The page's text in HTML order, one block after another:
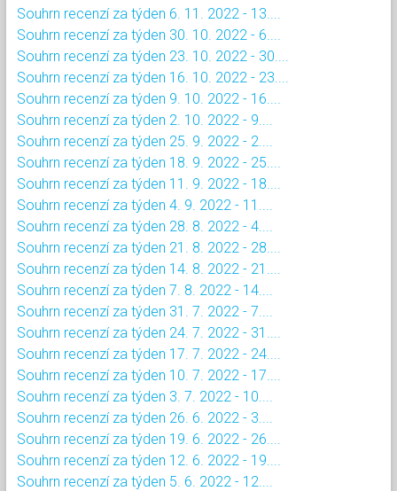
Souhrn recenzí za týden 6. 11. 2022 - 13....
Souhrn recenzí za týden 30. 10. 2022 - 6....
Souhrn recenzí za týden 23. 10. 2022 - 30....
Souhrn recenzí za týden 16. 10. 2022 - 23....
Souhrn recenzí za týden 9. 10. 2022 - 16....
Souhrn recenzí za týden 2. 10. 2022 - 9....
Souhrn recenzí za týden 25. 9. 2022 - 2....
Souhrn recenzí za týden 18. 9. 2022 - 25....
Souhrn recenzí za týden 11. 9. 2022 - 18....
Souhrn recenzí za týden 4. 9. 2022 - 11....
Souhrn recenzí za týden 28. 8. 2022 - 4....
Souhrn recenzí za týden 21. 8. 2022 - 28....
Souhrn recenzí za týden 14. 8. 2022 - 21....
Souhrn recenzí za týden 7. 8. 2022 - 14....
Souhrn recenzí za týden 31. 7. 2022 - 7....
Souhrn recenzí za týden 24. 7. 2022 - 31....
Souhrn recenzí za týden 17. 7. 2022 - 24....
Souhrn recenzí za týden 10. 7. 2022 - 17....
Souhrn recenzí za týden 3. 7. 2022 - 10....
Souhrn recenzí za týden 26. 6. 2022 - 3....
Souhrn recenzí za týden 19. 6. 2022 - 26....
Souhrn recenzí za týden 12. 6. 2022 - 19....
Souhrn recenzí za týden 5. 6. 2022 - 12....